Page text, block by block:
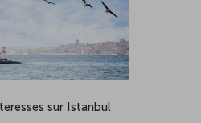
sur Istanbul